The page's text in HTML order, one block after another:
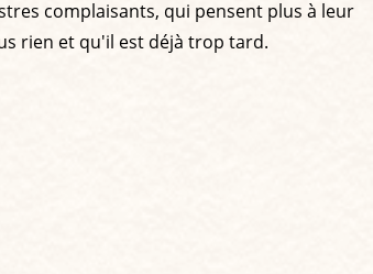
complaisants, qui pensent plus à leur
rien et qu'il est déjà trop tard.